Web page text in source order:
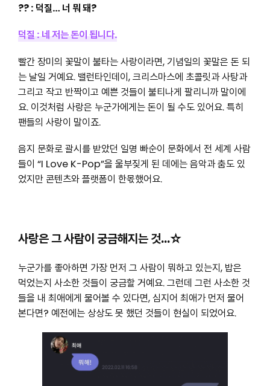
?? : 덕질… 너 뭐 돼?
덕질 : 네 저는 돈이 됩니다.
빨간 장미의 꽃말이 불타는 사랑이라면, 기념일의 꽃말은 돈 되
는 날일 거예요. 밸런타인데이, 크리스마스에 초콜릿과 사탕과
그리고 작고 반짝이고 예쁜 것들이 불티나게 팔리니까 말이에
요. 이것처럼 사랑은 누군가에게는 돈이 될 수도 있어요. 특히
팬들의 사랑이 말이죠.
음지 문화로 괄시를 받았던 일명 빠순이 문화에서 전 세계 사람
들이 “I Love K-Pop”을 울부짖게 된 데에는 음악과 춤도 있
었지만 콘텐츠와 플랫폼이 한몫했어요.
사랑은 그 사람이 궁금해지는 것…☆
누군가를 좋아하면 가장 먼저 그 사람이 뭐하고 있는지, 밥은
먹었는지 사소한 것들이 궁금할 거예요. 그런데 그런 사소한 것
들을 내 최애에게 물어볼 수 있다면, 심지어 최애가 먼저 물어
본다면? 예전에는 상상도 못 했던 것들이 현실이 되었어요.